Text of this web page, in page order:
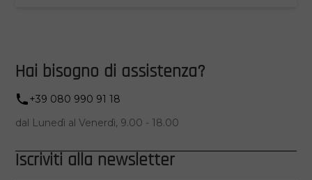
Hai bisogno di assistenza?
+39 080 990 91 18
dal Lunedì al Venerdì, 9.00 - 18.00
Iscriviti alla newsletter